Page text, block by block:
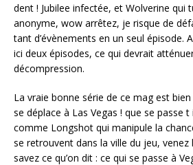
dent ! Jubilee infectée, et Wolverine qui
anonyme, wow arrêtez, je risque de
tant d’évènements en un seul épisode.
ici deux épisodes, ce qui devrait
décompression.
La vraie bonne série de ce mag est
se déplace à Las Vegas ! que se passe
comme Longshot qui manipule la
se retrouvent dans la ville du jeu, venez
savez ce qu’on dit : ce qui se passe à